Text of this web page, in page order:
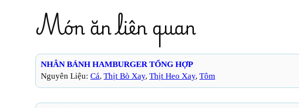
Món ăn liên quan
NHÂN BÁNH HAMBURGER TỔNG HỢP
Nguyên Liệu: Cá, Thịt Bò Xay, Thịt Heo Xay, Tôm